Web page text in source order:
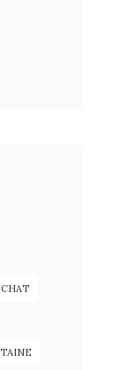
CHAT